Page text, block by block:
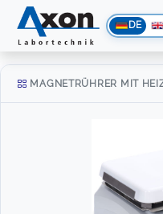
DE
MAGNETRÜHRER MIT